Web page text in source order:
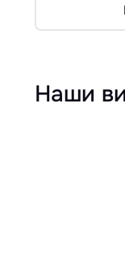
Наши